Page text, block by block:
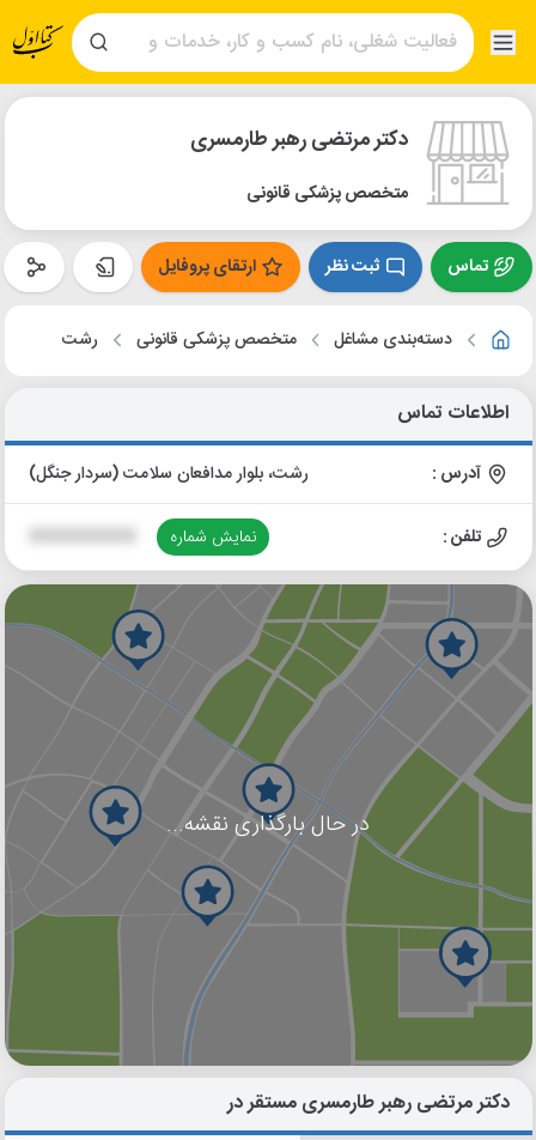
دکتر مرتضی رهبر طارمسری
متخصص پزشکی قانونی
تماس ثبت نظر ارتقای پروفایل
دسته‌بندی مشاغل متخصص پزشکی قانونی رشت
اطلاعات تماس
آدرس : رشت، بلوار مدافعان سلامت (سردار جنگل)
تلفن : نمایش شماره
در حال بارگذاری نقشه...
گوگل
دکتر مرتضی رهبر طارمسری مستقر در